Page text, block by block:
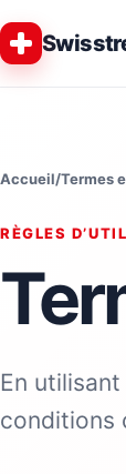
Accueil/Termes
RÈGLES
En
conditions